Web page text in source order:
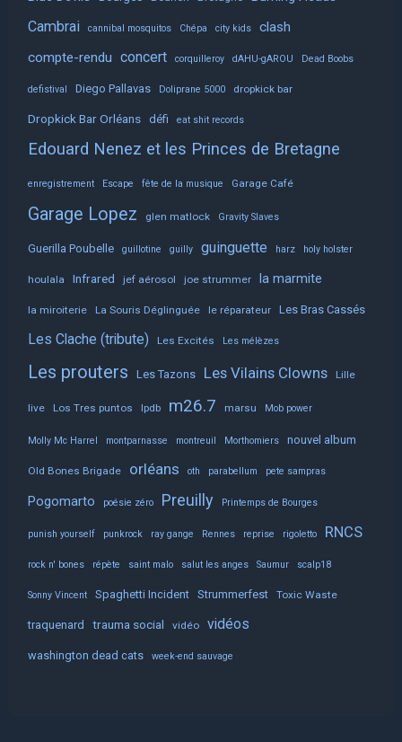
Cambrai cannibal mosquitos Chépa city kids
clash
compte-rendu concert corquilleroy dAHU-gAROU Dead Boobs
defistival Diego Pallavas Doliprane 5000 dropkick bar
Dropkick Bar Orléans défi eat shit records
Edouard Nenez et les Princes de Bretagne
enregistrement Escape fête de la musique Garage Café
Garage Lopez glen matlock Gravity Slaves
Guerilla Poubelle guillotine guilly guinguette harz holy holster
houlala Infrared jef aérosol joe strummer la marmite
la miroiterie La Souris Déglinguée le réparateur Les Bras Cassés
Les Clache (tribute) Les Excités Les mélèzes
Les prouters Les Tazons Les Vilains Clowns Lille
live Los Tres puntos lpdb m26.7 marsu Mob power
Molly Mc Harrel montparnasse montreuil Morthomiers nouvel album
Old Bones Brigade orléans oth parabellum pete sampras
Pogomarto poésie zéro Preuilly Printemps de Bourges
punish yourself punkrock ray gange Rennes reprise rigoletto RNCS
rock n' bones répète saint malo salut les anges Saumur scalp18
Sonny Vincent Spaghetti Incident Strummerfest Toxic Waste
traquenard trauma social vidéo vidéos
washington dead cats week-end sauvage